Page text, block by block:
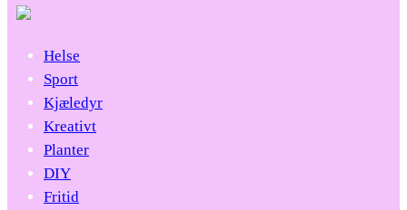
Helse
Sport
Kjæledyr
Kreativt
Planter
DIY
Fritid